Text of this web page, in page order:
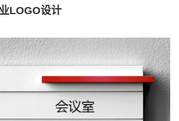
LOGO设计